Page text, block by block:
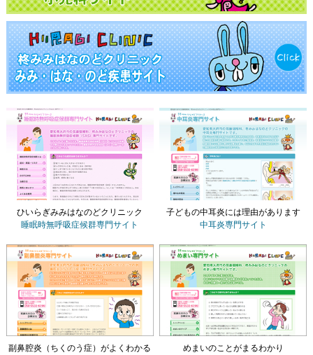
ひいらぎみみはなのどクリニック
睡眠時無呼吸症候群専門サイト
子どもの中耳炎には理由があります
中耳炎専門サイト
副鼻腔炎（ちくのう症）がよくわかる
めまいのことがまるわかり